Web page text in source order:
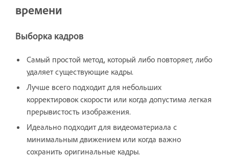
времени
Выборка кадров
Самый простой метод, который либо повторяет, либо
удаляет существующие кадры.
Лучше всего подходит для небольших
корректировок скорости или когда допустима легкая
прерывистость изображения.
Идеально подходит для видеоматериала с
минимальным движением или когда важно
сохранить оригинальные кадры.